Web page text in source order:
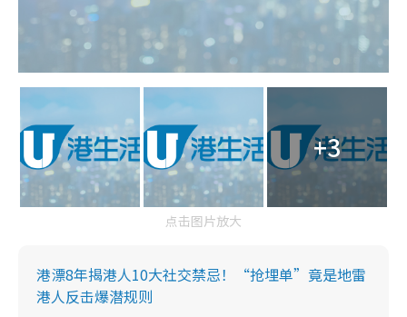
+3
点击图片放大
港漂8年揭港人10大社交禁忌！“抢埋单”竟是地雷
港人反击爆潜规则